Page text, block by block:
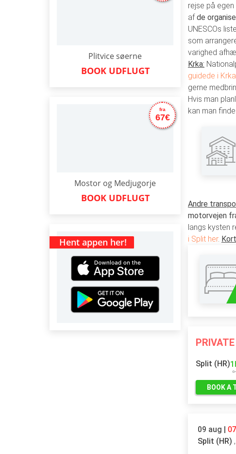
Plitvice søerne
BOOK UDFLUGT
Mostor og Medjugorje
fra
67€
BOOK UDFLUGT
Hent appen her!
rejse på
afde
UNESCOs
som
varighed
Krka:
guidede i
gerne
Hvis man
kan man
Andre
motorvejen
langs kysten
i Split her.
Split (HR)
BOOK A
09 aug |
Split (HR) ,